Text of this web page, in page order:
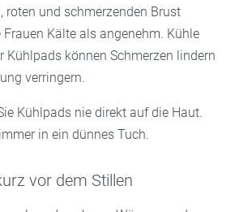
roten und schmerzenden Brust
Kälte als angenehm. Kühle
Kühlpads können Schmerzen lindern
verringern.
Kühlpads nie direkt auf die Haut.
in ein dünnes Tuch.
vor dem Stillen